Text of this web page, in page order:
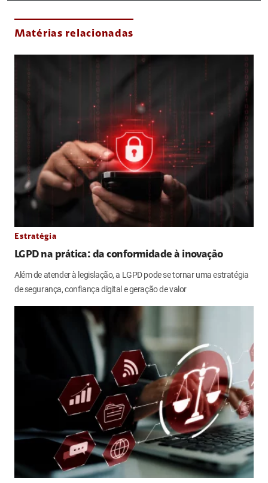
Matérias relacionadas
Estratégia
LGPD na prática: da conformidade à inovação
Além de atender à legislação, a LGPD pode se tornar uma estratégia
de segurança, confiança digital e geração de valor